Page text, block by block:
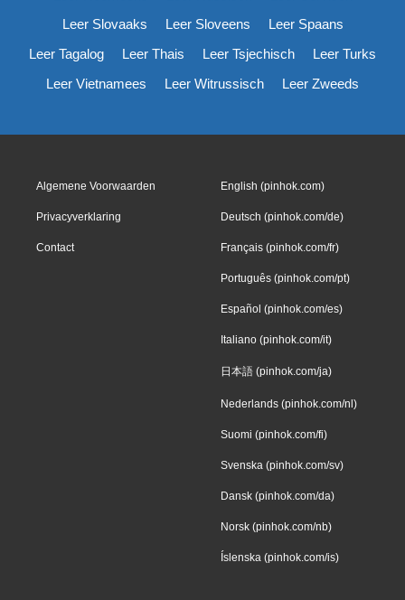
Leer Slovaaks
Leer Sloveens
Leer Spaans
Leer Tagalog
Leer Thais Leer Tsjechisch
Leer Turks
Leer Vietnamees
Leer Witrussisch Leer Zweeds
Algemene Voorwaarden
Privacyverklaring
Contact
English (pinhok.com)
Deutsch (pinhok.com/de)
Français (pinhok.com/fr)
Português (pinhok.com/pt)
Español (pinhok.com/es)
Italiano (pinhok.com/it)
日本語 (pinhok.com/ja)
Nederlands (pinhok.com/nl)
Suomi (pinhok.com/fi)
Svenska (pinhok.com/sv)
Dansk (pinhok.com/da)
Norsk (pinhok.com/nb)
Íslenska (pinhok.com/is)